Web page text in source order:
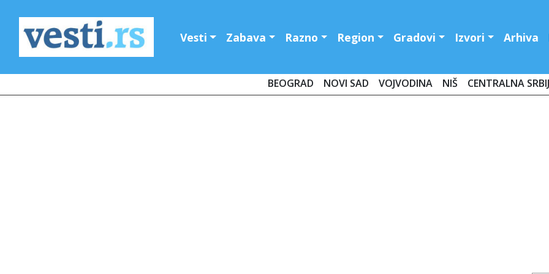
Vesti Zabava Razno Region Gradovi Izvori Arhiva
BEOGRAD NOVI SAD VOJVODINA NIŠ CENTRALNA